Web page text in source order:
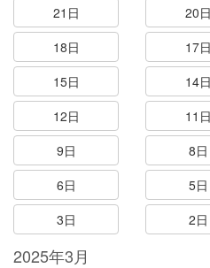
21日
20日
18日
17日
15日
14日
12日
11日
9日
8日
6日
5日
3日
2日
2025年3月